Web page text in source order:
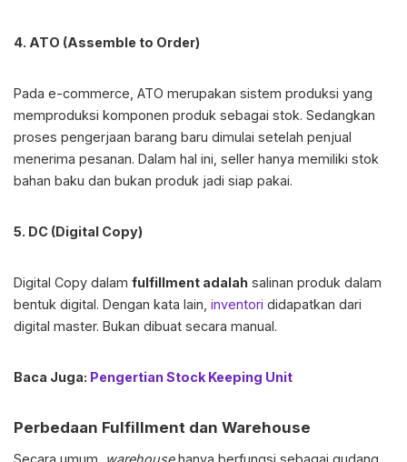
4. ATO (Assemble to Order)
Pada e-commerce, ATO merupakan sistem produksi yang
memproduksi komponen produk sebagai stok. Sedangkan
proses pengerjaan barang baru dimulai setelah penjual
menerima pesanan. Dalam hal ini, seller hanya memiliki stok
bahan baku dan bukan produk jadi siap pakai.
5. DC (Digital Copy)
Digital Copy dalam fulfillment adalah salinan produk dalam
bentuk digital. Dengan kata lain, inventori didapatkan dari
digital master. Bukan dibuat secara manual.
Baca Juga: Pengertian Stock Keeping Unit
Perbedaan Fulfillment dan Warehouse
Secara umum, warehousehanya berfungsi sebagai gudang